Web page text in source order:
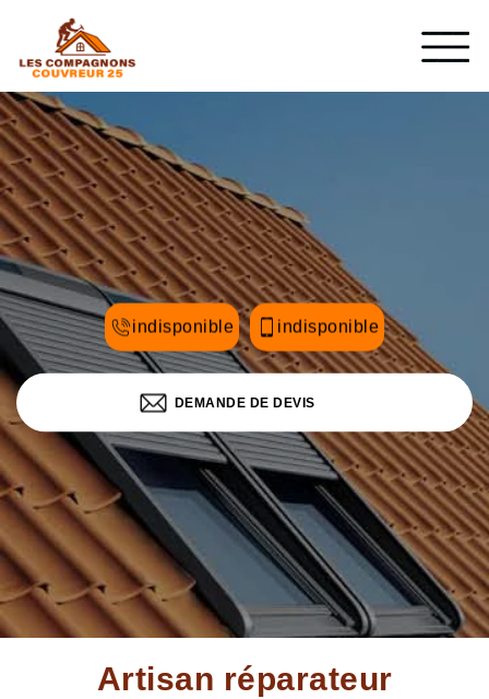
indisponible indisponible
DEMANDE DE DEVIS
Artisan réparateur